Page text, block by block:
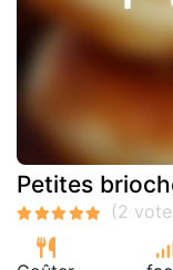
Petites